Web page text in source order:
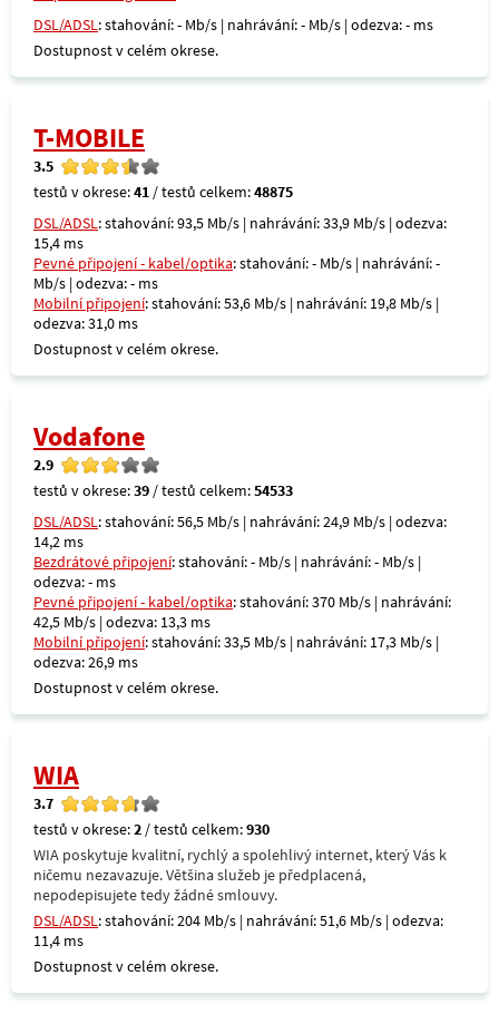
DSL/ADSL: stahování: - Mb/s | nahrávání: - Mb/s | odezva: - ms
Dostupnost v celém okrese.
T-MOBILE
3.5
testů v okrese:41 / testů celkem:48875
DSL/ADSL: stahování: 93,5 Mb/s | nahrávání: 33,9 Mb/s | odezva:
15,4 ms
Pevné připojení - kabel/optika: stahování: - Mb/s | nahrávání: -
Mb/s | odezva: - ms
Mobilní připojení: stahování: 53,6 Mb/s | nahrávání: 19,8 Mb/s |
odezva: 31,0 ms
Dostupnost v celém okrese.
Vodafone
2.9
testů v okrese:39 / testů celkem:54533
DSL/ADSL: stahování: 56,5 Mb/s | nahrávání: 24,9 Mb/s | odezva:
14,2 ms
Bezdrátové připojení: stahování: - Mb/s | nahrávání: - Mb/s |
odezva: - ms
Pevné připojení - kabel/optika: stahování: 370 Mb/s | nahrávání:
42,5 Mb/s | odezva: 13,3 ms
Mobilní připojení: stahování: 33,5 Mb/s | nahrávání: 17,3 Mb/s |
odezva: 26,9 ms
Dostupnost v celém okrese.
WIA
3.7
testů v okrese:2 / testů celkem:930
WIA poskytuje kvalitní, rychlý a spolehlivý internet, který Vás k
ničemu nezavazuje. Většina služeb je předplacená,
nepodepisujete tedy žádné smlouvy.
DSL/ADSL: stahování: 204 Mb/s | nahrávání: 51,6 Mb/s | odezva:
11,4 ms
Dostupnost v celém okrese.